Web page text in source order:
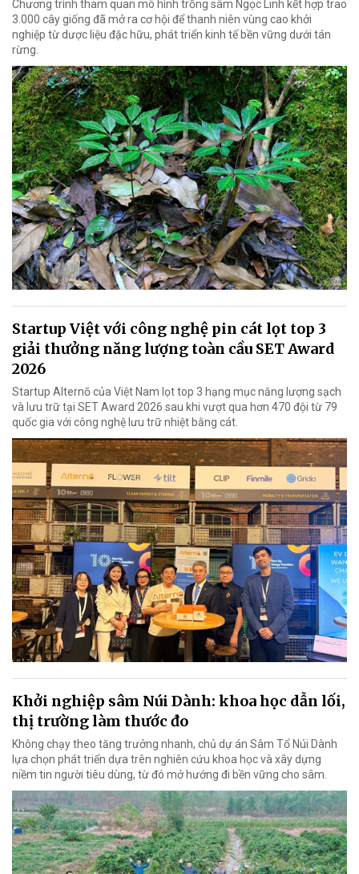
Chương trình tham quan mô hình trồng sâm Ngọc Linh kết hợp trao
3.000 cây giống đã mở ra cơ hội để thanh niên vùng cao khởi
nghiệp từ dược liệu đặc hữu, phát triển kinh tế bền vững dưới tán
rừng.
Startup Việt với công nghệ pin cát lọt top 3
giải thưởng năng lượng toàn cầu SET Award
2026
Startup Alternō của Việt Nam lọt top 3 hạng mục năng lượng sạch
và lưu trữ tại SET Award 2026 sau khi vượt qua hơn 470 đội từ 79
quốc gia với công nghệ lưu trữ nhiệt bằng cát.
Khởi nghiệp sâm Núi Dành: khoa học dẫn lối,
thị trường làm thước đo
Không chạy theo tăng trưởng nhanh, chủ dự án Sâm Tổ Núi Dành
lựa chọn phát triển dựa trên nghiên cứu khoa học và xây dựng
niềm tin người tiêu dùng, từ đó mở hướng đi bền vững cho sâm.